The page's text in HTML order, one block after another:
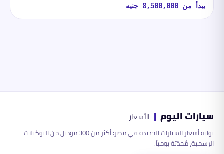
يبدأ من 8,500,000 جنيه
سيارات اليوم | الأسعار
بوابة أسعار السيارات الجديدة في مصر: أكثر من 300 موديل من التوكيلات
الرسمية، مُحدّثة يومياً.